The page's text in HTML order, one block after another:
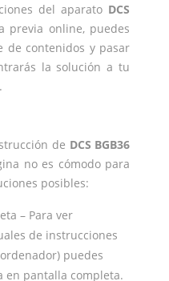
del aparato DCS
previa online, puedes
de contenidos y pasar
la solución a tu
.
de DCS BGB36
no es cómodo para
posibles:
– Para ver
de instrucciones
puedes
en pantalla completa.